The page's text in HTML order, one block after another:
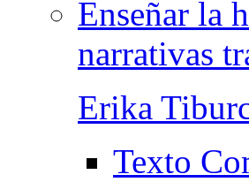
Enseñar la
narrativas
Erika
Texto